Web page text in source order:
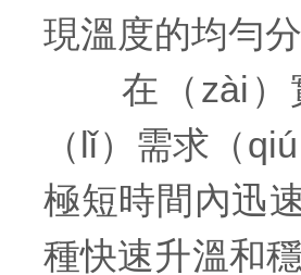
現溫度的均勻分
在（zài）實
（lǐ）需求（
極短時間內迅
種快速升溫和